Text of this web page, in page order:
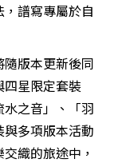
譜寫專屬於自
版本更新後同
星限定套裝
水之音」、「羽
多項版本活動
織的旅途中，